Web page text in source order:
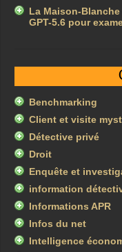
La Maison-
GPT-5.6 pour
Benchmarking
Client et visite
Détective privé
Droit
Enquête et
information
Informations APR
Infos du net
Intelligence